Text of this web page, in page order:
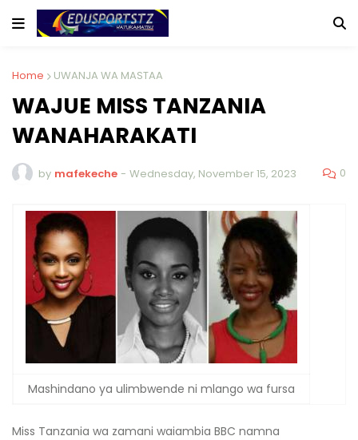
Home UWANJA WA MASTAA
WAJUE MISS TANZANIA
WANAHARAKATI
by mafekeche - Wednesday, November 15, 2023 0
Mashindano ya ulimbwende ni mlango wa fursa
Miss Tanzania wa zamani waiambia BBC namna